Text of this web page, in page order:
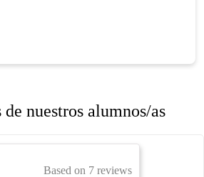
nuestros alumnos/as
Based on 7 reviews